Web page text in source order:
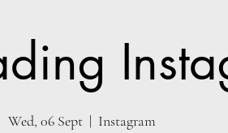
Wed, 06 Sept
  |
Instagram